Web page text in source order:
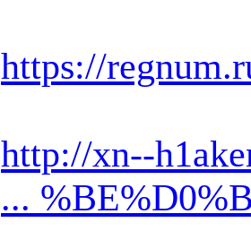
https://
http://xn--
...